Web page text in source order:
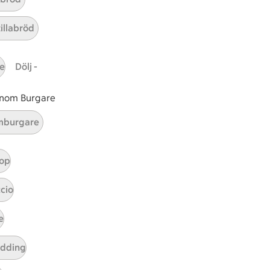
Dölj -
Burgare
4 kommentarer
är ett klimartsmart val.
tillaga
har Enkel svårighetsgrad